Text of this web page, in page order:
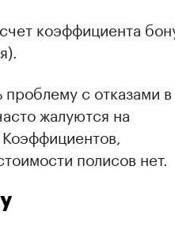
коэффициента
с отказами в
жалуются на
полисов нет.